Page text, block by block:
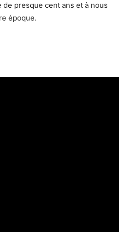
presque cent ans et à nous
époque.